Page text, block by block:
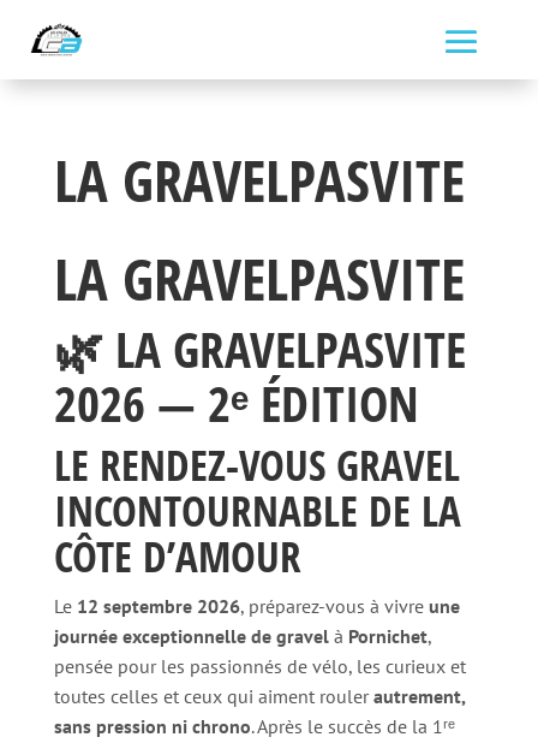
LA GRAVELPASVITE
LA GRAVELPASVITE
🌿 LA GRAVELPASVITE
2026 — 2ᵉ ÉDITION
LE RENDEZ-VOUS GRAVEL
INCONTOURNABLE DE LA
CÔTE D’AMOUR
Le 12 septembre 2026, préparez-vous à vivre une
journée exceptionnelle de gravelà Pornichet,
pensée pour les passionnés de vélo, les curieux et
toutes celles et ceux qui aiment roulerautrement,
sans pression ni chrono. Après le succès de la 1ʳᵉ